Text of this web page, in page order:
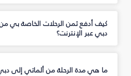
كيف أدفع ثمن الرحلات الخاصة بي
دبي عبر الإنترنت؟
ما هي مدة الرحلة من ألماتي إلى